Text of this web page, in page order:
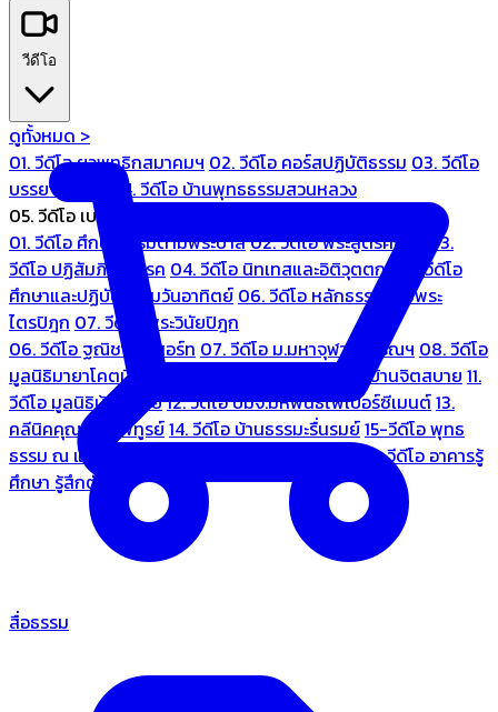
วีดีโอ
ดูทั้งหมด >
01. วีดีโอ ยุวพุทธิกสมาคมฯ 02. วีดีโอ คอร์สปฏิบัติธรรม 03. วีดีโอ
บรรยายทั่วไป
04. วีดีโอ บ้านพุทธธรรมสวนหลวง
05. วีดีโอ เบนซ์ทองหล่อ
01. วีดีโอ ศึกษาธรรมตามพระบาลี02. วีดีโอ พระสูตรศึกษา
03.
วีดีโอ ปฏิสัมภิทามรรค 04. วีดีโอ นิทเทสและอิติวุตตกะ
05. วีดีโอ
ศึกษาและปฏิบัติธรรมวันอาทิตย์ 06. วีดีโอ หลักธรรมตามพระ
ไตรปิฎก 07. วีดีโอ พระวินัยปิฎก
06. วีดีโอ ฐณิชาฌ์รีสอร์ท 07. วีดีโอ ม.มหาจุฬาลงกรณฯ 08. วีดีโอ
มูลนิธิมายาโคตมี
10. วีดีโอ บ้านจิตสบาย 11.
วีดีโอ มูลนิธิบ้านอารีย์12. วีดีโอ บมจ.มหพันธ์ไฟเบอร์ซีเมนต์13.
คลีนิคคุณหมอไพทูรย์14. วีดีโอ บ้านธรรมะรื่นรมย์15-วีดีโอ พุทธ
ธรรม ณ แดนพุทธภูมิ
19. วีดีโอ อาคารรู้
ศึกษา รู้สึกตัว
สื่อธรรม